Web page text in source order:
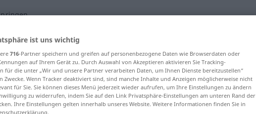
für "overspringen"
ist uns wichtig
716-Partner speichern und greifen auf personenbezogene Daten wie Browserdaten oder
auf Ihrem Gerät zu. Durch Auswahl von Akzeptieren aktivieren Sie Tracking-
für die unter „Wir und unsere Partner verarbeiten Daten, um Ihnen Dienste bereitzustellen“
Zwecke. Wenn Tracker deaktiviert sind, sind manche Inhalte und Anzeigen möglicherweise nicht
für Sie. Sie können dieses Menü jederzeit wieder aufrufen, um Ihre Einstellungen zu ändern
zu widerrufen, indem Sie auf den Link Privatsphäre-Einstellungen am unteren Rand der
Ihre Einstellungen gelten innerhalb unseres Website. Weitere Informationen finden Sie in